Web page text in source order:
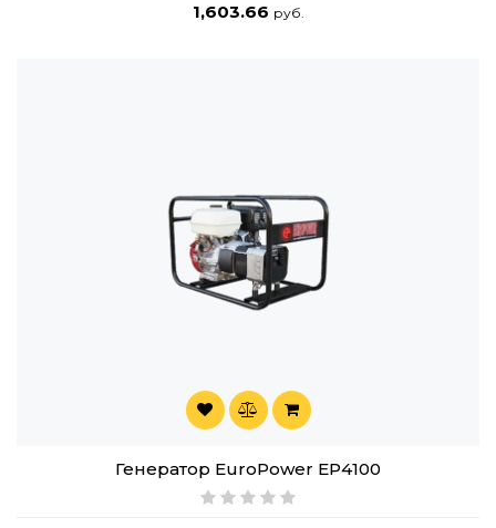
1,603.66 руб.
Генератор EuroPower EP4100